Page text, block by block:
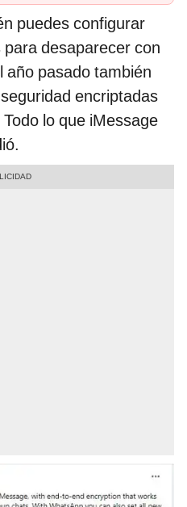
puedes configurar
desaparecer con
año pasado también
encriptadas
lo que iMessage